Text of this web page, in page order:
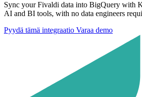
Sync your Fivaldi data into BigQuery with
AI and BI tools, with no data engineers
Pyydä tämä integraatio Varaa demo